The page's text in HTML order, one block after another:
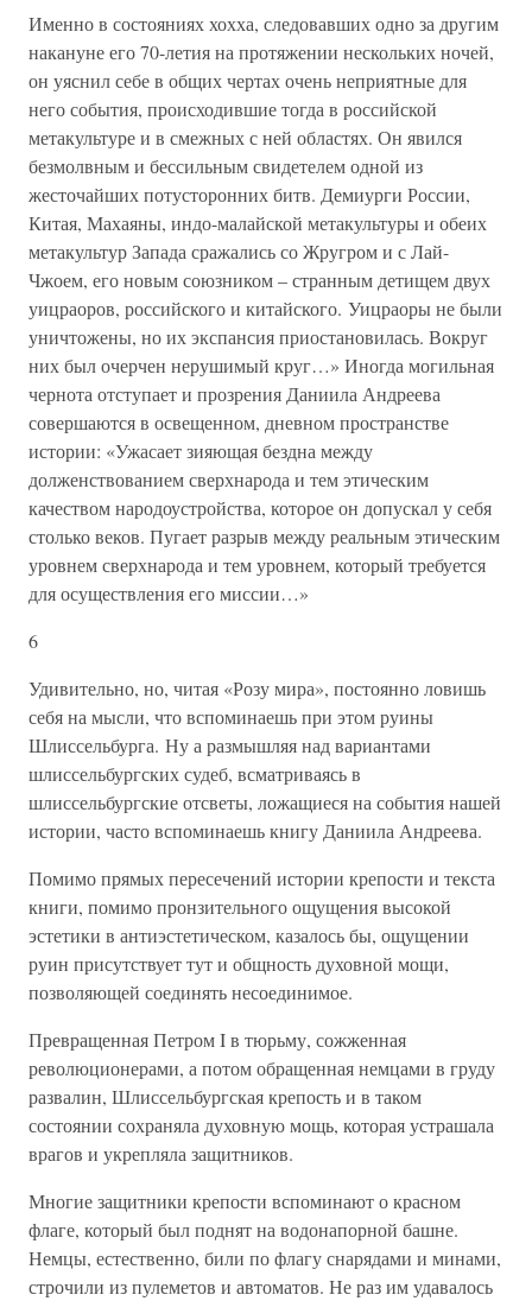
Именно в состояниях хохха, следовавших одно за другим
накануне его 70-летия на протяжении нескольких ночей,
он уяснил себе в общих чертах очень неприятные для
него события, происходившие тогда в российской
метакультуре и в смежных с ней областях. Он явился
безмолвным и бессильным свидетелем одной из
жесточайших потусторонних битв. Демиурги России,
Китая, Махаяны, индо-малайской метакультуры и обеих
метакультур Запада сражались со Жругром и с Лай-
Чжоем, его новым союзником – странным детищем двух
уицраоров, российского и китайского. Уицраоры не были
уничтожены, но их экспансия приостановилась. Вокруг
них был очерчен нерушимый круг…» Иногда могильная
чернота отступает и прозрения Даниила Андреева
совершаются в освещенном, дневном пространстве
истории: «Ужасает зияющая бездна между
долженствованием сверхнарода и тем этическим
качеством народоустройства, которое он допускал у себя
столько веков. Пугает разрыв между реальным этическим
уровнем сверхнарода и тем уровнем, который требуется
для осуществления его миссии…»
6
Удивительно, но, читая «Розу мира», постоянно ловишь
себя на мысли, что вспоминаешь при этом руины
Шлиссельбурга. Ну а размышляя над вариантами
шлиссельбургских судеб, всматриваясь в
шлиссельбургские отсветы, ложащиеся на события нашей
истории, часто вспоминаешь книгу Даниила Андреева.
Помимо прямых пересечений истории крепости и текста
книги, помимо пронзительного ощущения высокой
эстетики в антиэстетическом, казалось бы, ощущении
руин присутствует тут и общность духовной мощи,
позволяющей соединять несоединимое.
Превращенная Петром I в тюрьму, сожженная
революционерами, а потом обращенная немцами в груду
развалин, Шлиссельбургская крепость и в таком
состоянии сохраняла духовную мощь, которая устрашала
врагов и укрепляла защитников.
Многие защитники крепости вспоминают о красном
флаге, который был поднят на водонапорной башне.
Немцы, естественно, били по флагу снарядами и минами,
строчили из пулеметов и автоматов. Не раз им удавалось